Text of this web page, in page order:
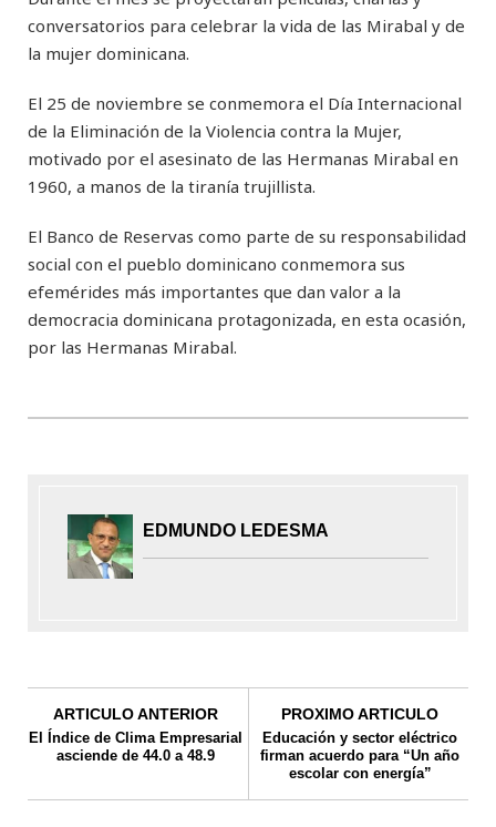
conversatorios para celebrar la vida de las Mirabal y de
la mujer dominicana.
El 25 de noviembre se conmemora el Día Internacional
de la Eliminación de la Violencia contra la Mujer,
motivado por el asesinato de las Hermanas Mirabal en
1960, a manos de la tiranía trujillista.
El Banco de Reservas como parte de su responsabilidad
social con el pueblo dominicano conmemora sus
efemérides más importantes que dan valor a la
democracia dominicana protagonizada, en esta ocasión,
por las Hermanas Mirabal.
EDMUNDO LEDESMA
ARTICULO ANTERIOR
El Índice de Clima Empresarial
asciende de 44.0 a 48.9
PROXIMO ARTICULO
Educación y sector eléctrico
firman acuerdo para “Un año
escolar con energía”